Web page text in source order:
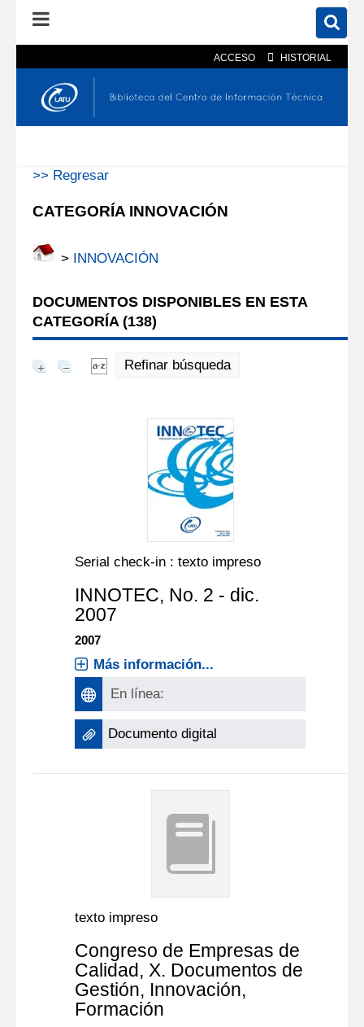
ACCESO HISTORIAL
En el catálogo En el sitio
>> Regresar
CATEGORÍA INNOVACIÓN
> INNOVACIÓN
DOCUMENTOS DISPONIBLES EN ESTA
CATEGORÍA (138)
Refinar búsqueda
Serial check-in : texto impreso
INNOTEC, No. 2 - dic.
2007
2007
Más información...
En línea:
Documento digital
texto impreso
Congreso de Empresas de
Calidad, X. Documentos de
Gestión, Innovación,
Formación